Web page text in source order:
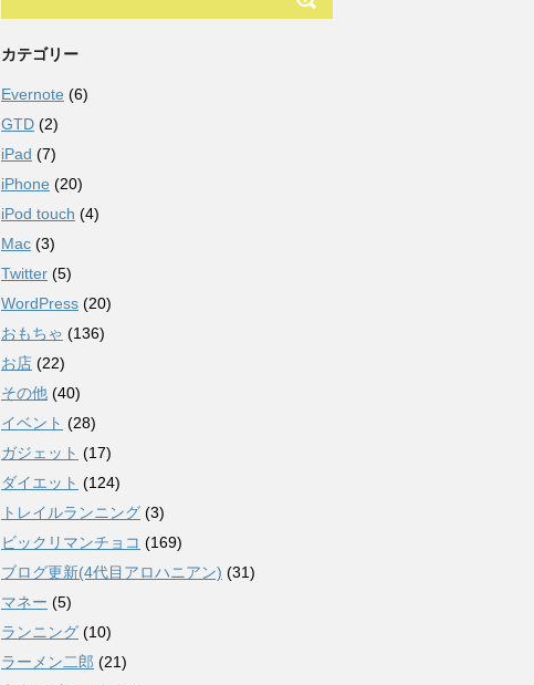
カテゴリー
Evernote (6)
GTD (2)
iPad (7)
iPhone (20)
iPod touch (4)
Mac (3)
Twitter (5)
WordPress (20)
おもちゃ (136)
お店 (22)
その他 (40)
イベント (28)
ガジェット (17)
ダイエット (124)
トレイルランニング (3)
ビックリマンチョコ (169)
ブログ更新(4代目アロハニアン) (31)
マネー (5)
ランニング (10)
ラーメン二郎 (21)